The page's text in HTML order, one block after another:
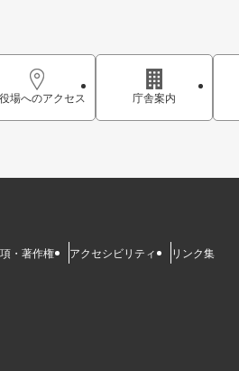
場へのアクセス 庁舎案内
・著作権 アクセシビリティ リンク集